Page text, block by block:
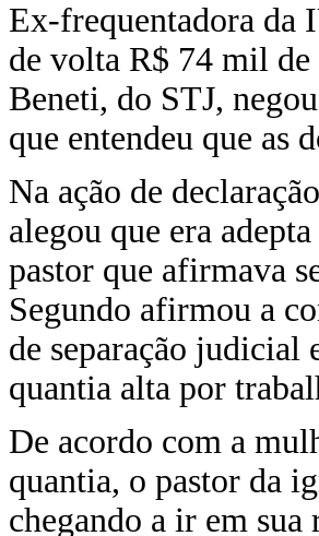
Ex-frequentadora da
de volta R$ 74 mil
Beneti, do STJ,
que entendeu que as
Na ação de
alegou que era
pastor que afirmava
Segundo afirmou a
de separação judicial
quantia alta por
De acordo com a
quantia, o pastor da
chegando a ir em sua